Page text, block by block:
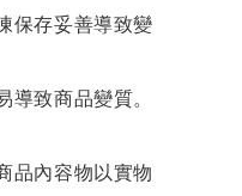
保存妥善導致變
導致商品變質。
品內容物以實物